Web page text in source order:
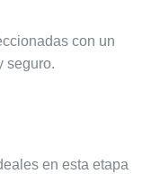
con un
seguro.
en esta etapa